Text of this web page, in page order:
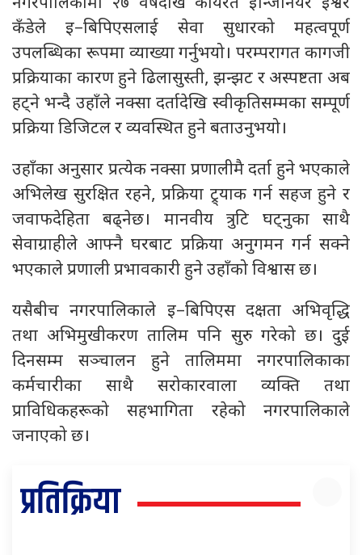
कँडेले इ–बिपिएसलाई सेवा सुधारको महत्वपूर्ण
उपलब्धिका रूपमा व्याख्या गर्नुभयो। परम्परागत कागजी
प्रक्रियाका कारण हुने ढिलासुस्ती, झन्झट र अस्पष्टता अब
हट्ने भन्दै उहाँले नक्सा दर्तादेखि स्वीकृतिसम्मका सम्पूर्ण
प्रक्रिया डिजिटल र व्यवस्थित हुने बताउनुभयो।
उहाँका अनुसार प्रत्येक नक्सा प्रणालीमै दर्ता हुने भएकाले
अभिलेख सुरक्षित रहने, प्रक्रिया ट्र्याक गर्न सहज हुने र
जवाफदेहिता बढ्नेछ। मानवीय त्रुटि घट्नुका साथै
सेवाग्राहीले आफ्नै घरबाट प्रक्रिया अनुगमन गर्न सक्ने
भएकाले प्रणाली प्रभावकारी हुने उहाँको विश्वास छ।
यसैबीच नगरपालिकाले इ–बिपिएस दक्षता अभिवृद्धि
तथा अभिमुखीकरण तालिम पनि सुरु गरेको छ। दुई
दिनसम्म सञ्चालन हुने तालिममा नगरपालिकाका
कर्मचारीका साथै सरोकारवाला व्यक्ति तथा
प्राविधिकहरूको सहभागिता रहेको नगरपालिकाले
जनाएको छ।
प्रतिक्रिया